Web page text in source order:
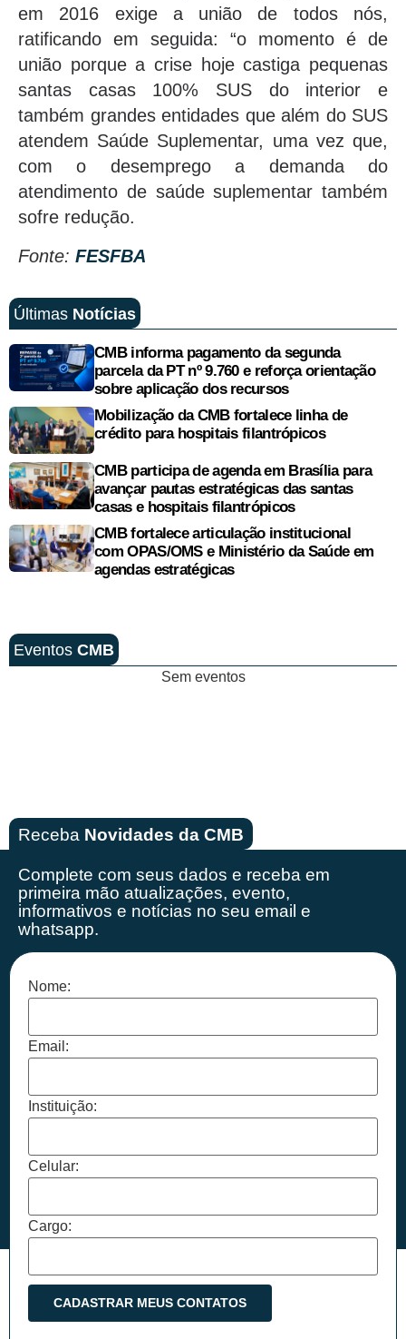
em 2016 exige a união de todos nós,
ratificando em seguida: “o momento é de
união porque a crise hoje castiga pequenas
santas casas 100% SUS do interior e
também grandes entidades que além do SUS
atendem Saúde Suplementar, uma vez que,
com o desemprego a demanda do
atendimento de saúde suplementar também
sofre redução.
Fonte: FESFBA
Últimas Notícias
CMB informa pagamento da segunda
parcela da PT nº 9.760 e reforça orientação
sobre aplicação dos recursos
Mobilização da CMB fortalece linha de
crédito para hospitais filantrópicos
CMB participa de agenda em Brasília para
avançar pautas estratégicas das santas
casas e hospitais filantrópicos
CMB fortalece articulação institucional
com OPAS/OMS e Ministério da Saúde em
agendas estratégicas
Eventos CMB
Sem eventos
Receba Novidades da CMB
Complete com seus dados e receba em
primeira mão atualizações, evento,
informativos e notícias no seu email e
whatsapp.
Nome:
Email:
Instituição:
Celular:
Cargo: